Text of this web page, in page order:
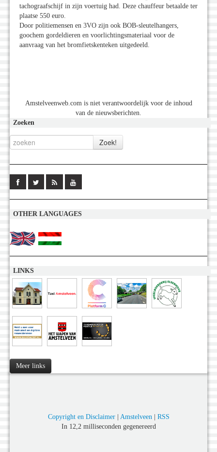
tachograafschijf in zijn voertuig had. Deze chauffeur betaalde ter
plaatse 550 euro.
Door politiemensen en 3VO zijn ook BOB-sleutelhangers,
goochem gordeldieren en voorlichtingsmateriaal voor de
aanvraag van het bromfietskenteken uitgedeeld.
Amstelveenweb.com is niet verantwoordelijk voor de inhoud
van de nieuwsberichten.
Zoeken
OTHER LANGUAGES
LINKS
Meer links
Copyright en Disclaimer| Amstelveen| RSS
In 12,2 milliseconden gegenereerd